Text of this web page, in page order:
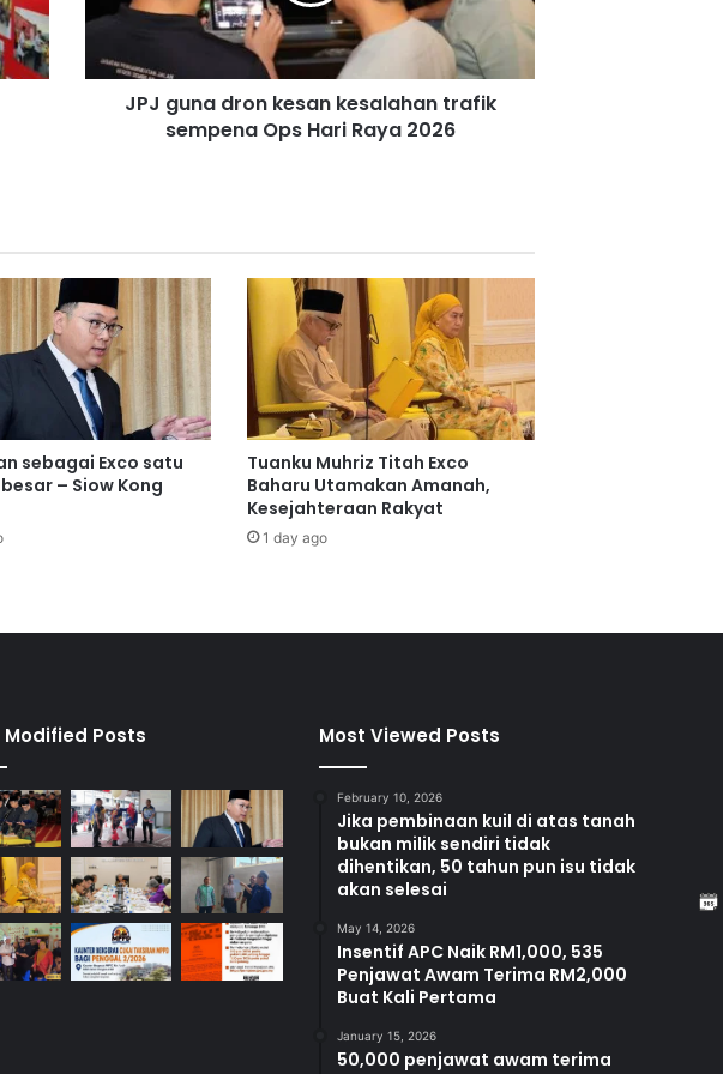
a
r
n
k
e
s
a
l
a
h
a
n
k
p
a
O
p
s
H
a
r
i
JPJ guna dron kesan kesalahan trafik
sempena Ops Hari Raya 2026
sebagai Exco satu
– Siow Kong
Tuanku Muhriz Titah Exco
Baharu Utamakan Amanah,
Kesejahteraan Rakyat
1 day ago
Modified Posts Most Viewed Posts
February 10, 2026
Jika pembinaan kuil di atas tanah
bukan milik sendiri tidak
dihentikan, 50 tahun pun isu tidak
akan selesai
May 14, 2026
Insentif APC Naik RM1,000, 535
Penjawat Awam Terima RM2,000
Buat Kali Pertama
January 15, 2026
50,000 penjawat awam terima